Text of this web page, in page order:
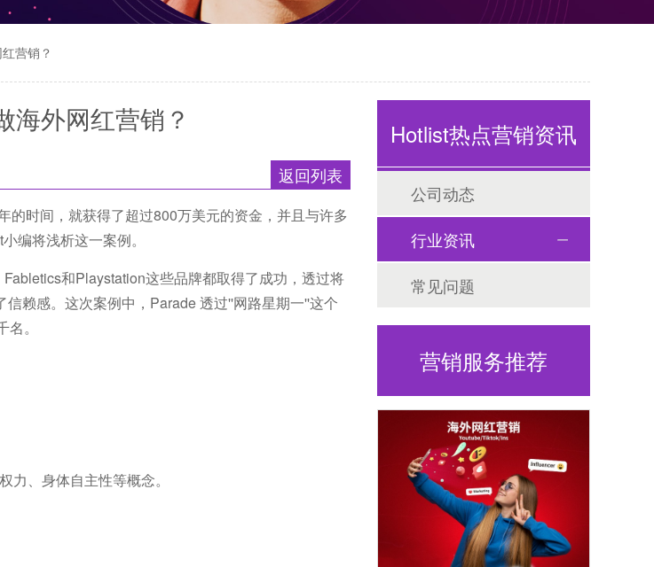
营销？
海外网红营销？
返回列表
的时间，就获得了超过800万美元的资金，并且与许多
小编将浅析这一案例。
和Playstation这些品牌都取得了成功，透过将
赖感。这次案例中，Parade 透过''网路星期一''这个
。
、身体自主性等概念。
Hotlist热点营销资讯
公司动态
行业资讯
常见问题
营销服务推荐